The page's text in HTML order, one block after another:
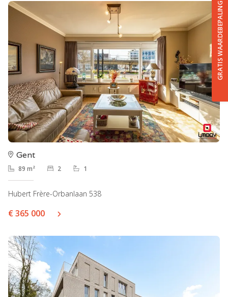
GRATIS WAARDEBEPALING
Gent
89 m² 2 1
Hubert Frère-Orbanlaan 538
€ 365 000